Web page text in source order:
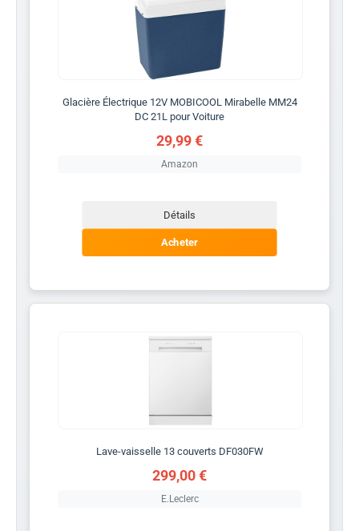
Glacière Électrique 12V MOBICOOL Mirabelle MM24
DC 21L pour Voiture
29,99 €
Amazon
Détails
Acheter
Lave-vaisselle 13 couverts DF030FW
299,00 €
E.Leclerc